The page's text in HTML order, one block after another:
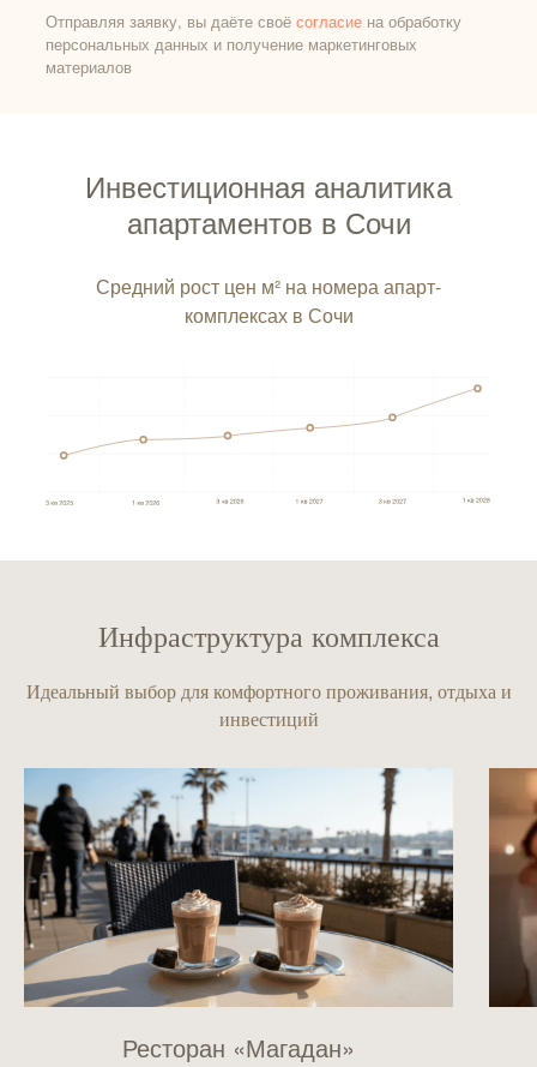
Отправляя заявку, вы даёте своё согласиена обработку
персональных данных и получение маркетинговых
материалов
Инвестиционная аналитика
апартаментов в Сочи
Средний рост цен м² на номера апарт-
комплексах в Сочи
Инфраструктура комплекса
Идеальный выбор для комфортного проживания, отдыха и
инвестиций
Ресторан «Магадан»